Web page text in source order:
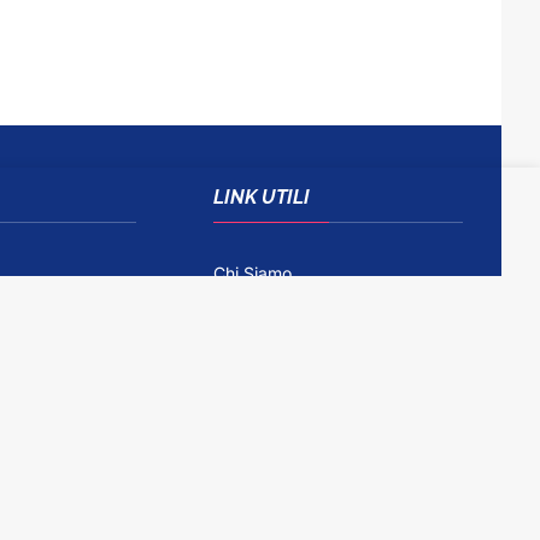
LINK UTILI
Chi Siamo